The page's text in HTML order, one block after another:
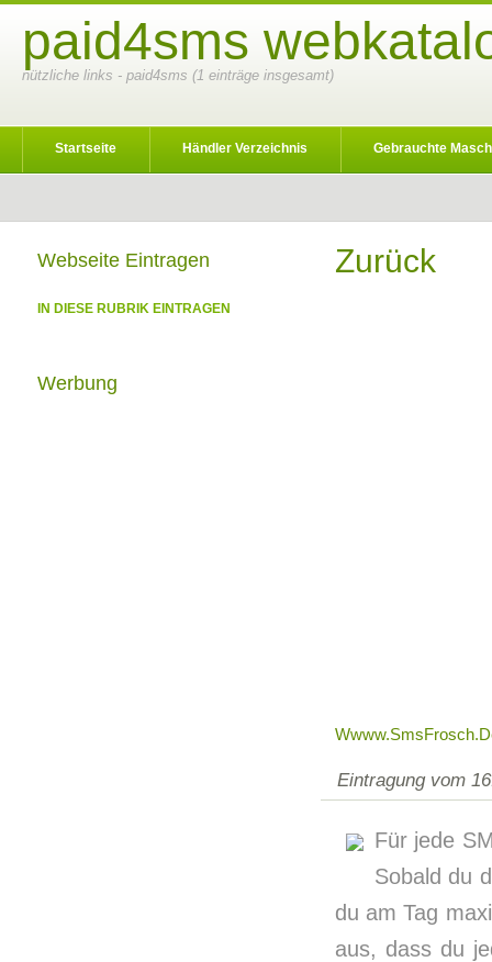
paid4sms
nützliche links - paid4sms (1 einträge insgesamt)
Startseite Händler Verzeichnis Gebrauchte
Zurück
Eintragung vom
Für jede
Sobald du
du am Tag
aus, dass du
Webseite Eintragen
IN DIESE RUBRIK EINTRAGEN
Werbung